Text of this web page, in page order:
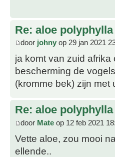
Re: aloe polyphylla
door johny op 29 jan 2021
ja komt van zuid
bescherming de
(kromme bek) zijn met
Re: aloe polyphylla
door Mate op 12 feb 2021
Vette aloe, zou mooi
ellende..